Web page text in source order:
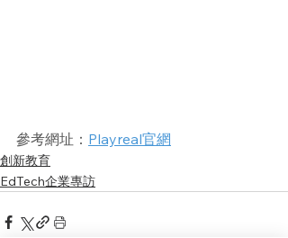
參考網址： Playreal官網
創新教育
EdTech企業專訪